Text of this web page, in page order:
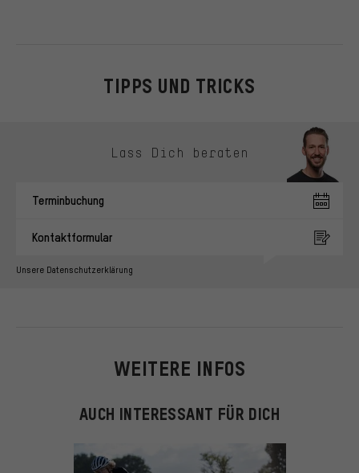
TIPPS UND TRICKS
Lass Dich beraten
Terminbuchung
Kontaktformular
Unsere Datenschutzerklärung
WEITERE INFOS
AUCH INTERESSANT FÜR DICH